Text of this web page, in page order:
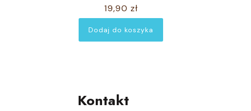
19,90 zł
Dodaj do koszyka
Kontakt